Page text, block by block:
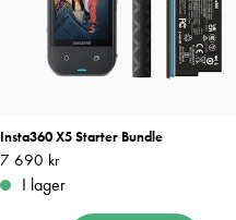
Insta360 X5 Starter Bundle
Pris:7 690 kr
7 690 kr
I lager